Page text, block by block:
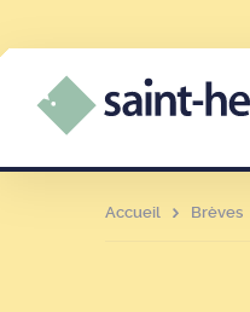
Accueil Brèves